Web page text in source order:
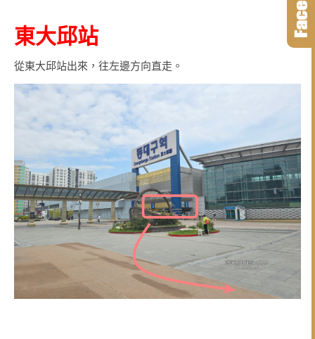
東大邱站
從東大邱站出來，往左邊方向直走。